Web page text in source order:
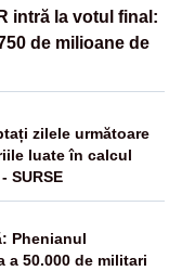
intră la votul final:
de milioane de
zilele următoare
luate în calcul
SURSE
Phenianul
a 50.000 de militari